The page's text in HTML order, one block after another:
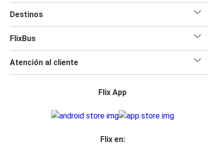
Destinos
FlixBus
Atención al cliente
Flix App
Flix en: